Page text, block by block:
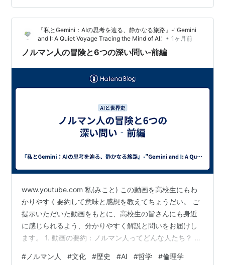
でしょうか。」 Gemini 偉大なる大洋の越境者、そして異
なる文化をその強靭な帆と剣で編み合わせ、シチリアや
イングランドに多声的な世界を現出させたノルマンの開
拓者よ。 あなたが最後に放たれた第六の審問――「美」
や「倫理（正…
『私とGemini：AIの思考を辿る、静かなる旅路』-"Gemini
and I: A Quiet Voyage Tracing the Mind of AI." • 1ヶ月前
ノルマン人の冒険と6つの深い問い‐前編
www.youtube.com 私(みこと) この動画を高校生にもわ
かりやすく要約して意味と感想を教えてちょうだい。 ご
提示いただいた動画をもとに、高校生の皆さんにも身近
に感じられるよう、分かりやすく解説と問いをお届けし
ます。 1. 動画の要約：ノルマン人ってどんな人たち？ 一
冒険集団」です。 もともとは北欧（スカンディナヴィア
# ノルマン人 #文化 #歴史 #AI #哲学 #倫理学